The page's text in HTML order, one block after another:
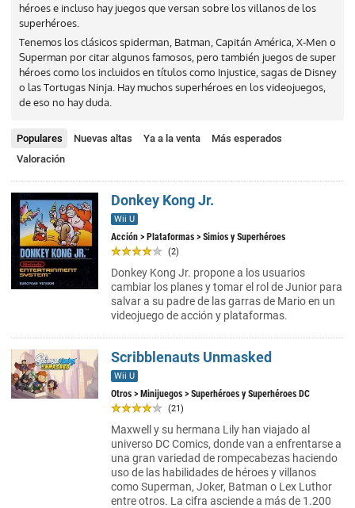
héroes e incluso hay juegos que versan sobre los villanos de los
superhéroes.
Tenemos los clásicos spiderman, Batman, Capitán América, X-Men o
Superman por citar algunos famosos, pero también juegos de super
héroes como los incluidos en títulos como Injustice, sagas de Disney
o las Tortugas Ninja. Hay muchos superhéroes en los videojuegos,
de eso no hay duda.
Populares Nuevas altas Ya a la venta
Más esperados
Valoración
Donkey Kong Jr.
Wii U
Acción > Plataformas > Simios y Superhéroes
(2)
Donkey Kong Jr. propone a los usuarios
cambiar los planes y tomar el rol de Junior para
salvar a su padre de las garras de Mario en un
videojuego de acción y plataformas.
Scribblenauts Unmasked
Wii U
Otros > Minijuegos > Superhéroes y Superhéroes DC
(21)
Maxwell y su hermana Lily han viajado al
universo DC Comics, donde van a enfrentarse a
una gran variedad de rompecabezas haciendo
uso de las habilidades de héroes y villanos
como Superman, Joker, Batman o Lex Luthor
entre otros. La cifra asciende a más de 1.200